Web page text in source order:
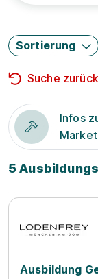
Sortierung
Suche
Infos
5
Ausbildung